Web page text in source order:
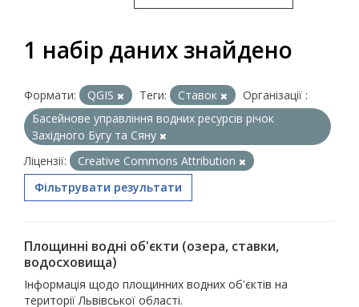
1 набір даних знайдено
Формати: QGIS Теги: Ставок
Організації :
Басейнове управління водних ресурсів річок
Західного Бугу та Сяну
Ліцензії:
Creative Commons Attribution
Фільтрувати результати
Площинні водні об'єкти (озера, ставки,
водосховища)
Інформація щодо площинних водних об'єктів на
території Львівської області.